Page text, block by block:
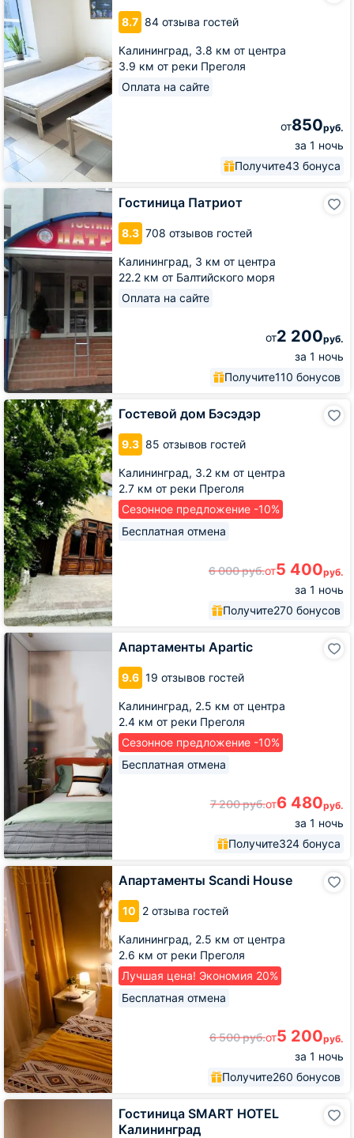
8.7 84 отзыва гостей
Калининград, 3.8 км от центра
3.9 км от реки Преголя
Оплата на сайте
от850руб.
за 1 ночь
Получите43 бонуса
Гостиница Патриот
8.3 708 отзывов гостей
Калининград, 3 км от центра
22.2 км от Балтийского моря
Оплата на сайте
от2 200руб.
за 1 ночь
Получите110 бонусов
Гостиница
Патриот
Гостевой дом Бэсэдэр
9.3 85 отзывов гостей
Калининград, 3.2 км от центра
2.7 км от реки Преголя
Сезонное предложение -10%
Бесплатная отмена
6 000руб.от5 400руб.
за 1 ночь
Получите270 бонусов
Гостевой
дом
Бэсэдэр
Апартаменты Apartic
9.6 19 отзывов гостей
Калининград, 2.5 км от центра
2.4 км от реки Преголя
Сезонное предложение -10%
Бесплатная отмена
7 200руб.от6 480руб.
за 1 ночь
Получите324 бонуса
Апартаменты
Apartic
Апартаменты Scandi House
10 2 отзыва гостей
Калининград, 2.5 км от центра
2.6 км от реки Преголя
Лучшая цена! Экономия 20%
Бесплатная отмена
6 500руб.от5 200руб.
за 1 ночь
Получите260 бонусов
Апартаменты
Scandi
House
Гостиница SMART HOTEL
Калининград
Гостиница